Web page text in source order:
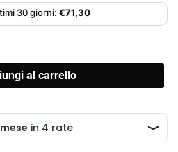
30 giorni: €71,30
al carrello